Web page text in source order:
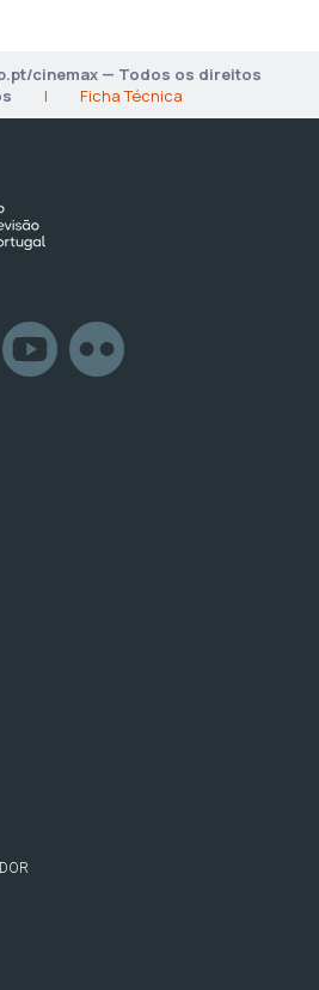
cinemax — Todos os direitos
| Ficha Técnica